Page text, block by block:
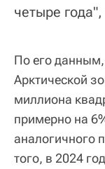
четыре
По его данным,
Арктической
миллиона
примерно на
аналогичного
того, в 2024